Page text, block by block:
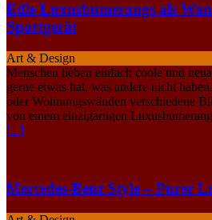
Edle Luxusbumerangs als
Sportgerät
Art & Design
Menschen lieben einfach coole und
gerne etwas hat, was andere nicht
oder Wohnungswänden verschiedene
von einem einzigartigen
[...]
Mercedes-Benz Style – Purer